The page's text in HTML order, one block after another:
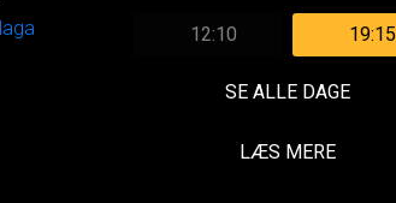
12:10 19:15
SE ALLE DAGE
LÆS MERE